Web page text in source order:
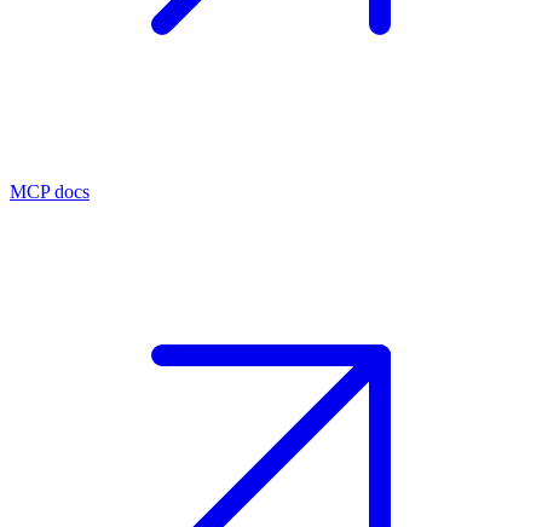
MCP docs